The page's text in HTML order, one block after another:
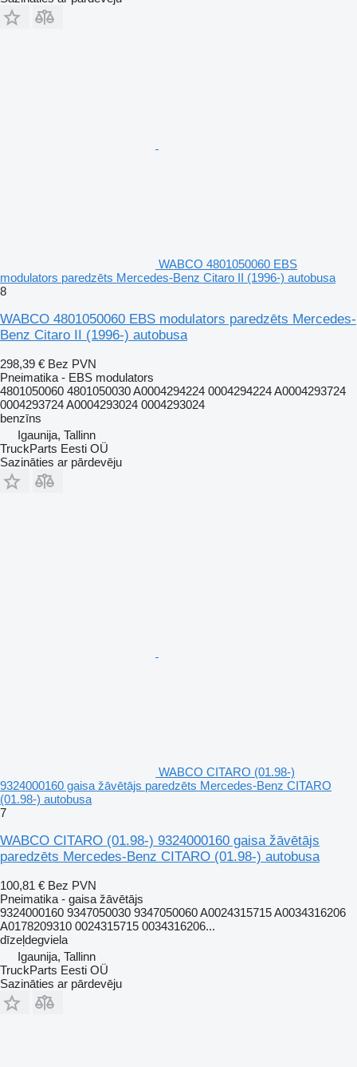
WABCO 4801050060 EBS
modulators paredzēts Mercedes-Benz Citaro II (1996-) autobusa
8
WABCO 4801050060 EBS modulators paredzēts Mercedes-
Benz Citaro II (1996-) autobusa
298,39 € Bez PVN
Pneimatika - EBS modulators
4801050060 4801050030 A0004294224 0004294224 A0004293724
0004293724 A0004293024 0004293024
benzīns
Igaunija, Tallinn
TruckParts Eesti OÜ
Sazināties ar pārdevēju
WABCO CITARO (01.98-)
9324000160 gaisa žāvētājs paredzēts Mercedes-Benz CITARO
(01.98-) autobusa
7
WABCO CITARO (01.98-) 9324000160 gaisa žāvētājs
paredzēts Mercedes-Benz CITARO (01.98-) autobusa
100,81 € Bez PVN
Pneimatika - gaisa žāvētājs
9324000160 9347050030 9347050060 A0024315715 A0034316206
A0178209310 0024315715 0034316206...
dīzeļdegviela
Igaunija, Tallinn
TruckParts Eesti OÜ
Sazināties ar pārdevēju